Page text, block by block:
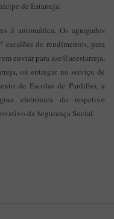
de Estarreja.
é automática. Os agregados
escalões de rendimentos, para
enviar para ase@aeestarreja,
ou entregar no serviço de
de Escolas de Pardilhó, a
eletrónica do respetivo
da Segurança Social.